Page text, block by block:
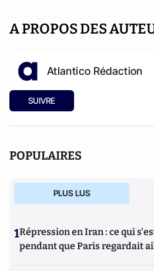
A PROPOS DES
Atlantico Rédaction
SUIVRE
POPULAIRES
PLUS LUS
1Répression en Iran : ce qui
pendant que Paris regardait